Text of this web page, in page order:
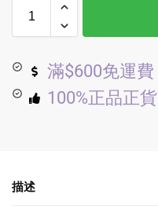
滿$600免運費
100%正品正貨
描述